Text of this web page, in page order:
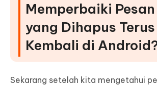
Memperbaiki Pesan
yang Dihapus
Kembali di
Sekarang setelah kita mengetahui